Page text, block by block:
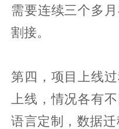
需要连续三个多
割接。
第四，项目上线
上线，情况各有
语言定制，数据